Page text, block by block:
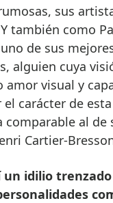
sus
también como
de sus
alguien cuya
amor visual y
carácter de
comparable al de
Cartier-
un idilio